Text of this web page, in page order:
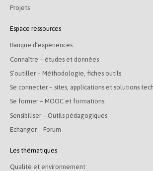
Projets
Espace ressources
Banque d’expériences
Connaître – études et données
S’outiller – Méthodologie, fiches outils
Se connecter – sites, applications et solutions
Se former – MOOC et formations
Sensibiliser – Outils pédagogiques
Echanger – Forum
Les thématiques
Qualité et environnement